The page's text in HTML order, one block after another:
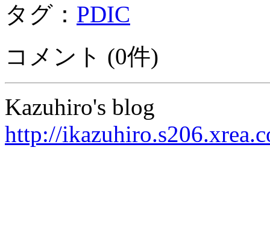
タグ： PDIC
コメント (0件)
Kazuhiro's blog
http://